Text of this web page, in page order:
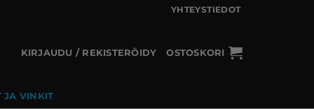
YHTEYSTIEDOT
KIRJAUDU / REKISTERÖIDY OSTOSKORI
JA VINKIT